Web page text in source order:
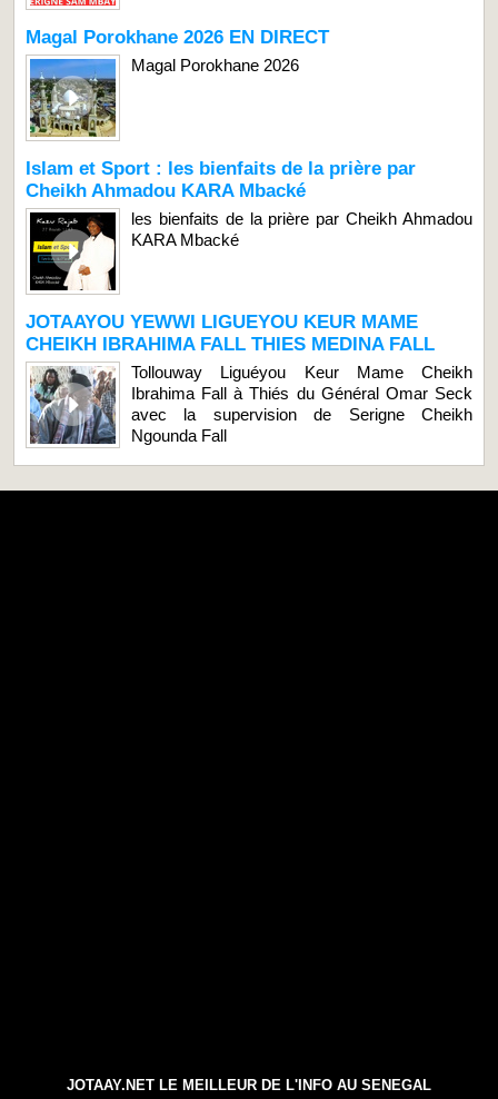
Magal Porokhane 2026 EN DIRECT
Magal Porokhane 2026
Islam et Sport : les bienfaits de la prière par
Cheikh Ahmadou KARA Mbacké
les bienfaits de la prière par Cheikh Ahmadou
KARA Mbacké
JOTAAYOU YEWWI LIGUEYOU KEUR MAME
CHEIKH IBRAHIMA FALL THIES MEDINA FALL
Tollouway Liguéyou Keur Mame Cheikh
Ibrahima Fall à Thiés du Général Omar Seck
avec la supervision de Serigne Cheikh
Ngounda Fall
JOTAAY.NET LE MEILLEUR DE L'INFO AU SENEGAL